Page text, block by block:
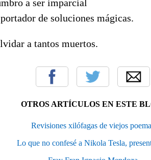
a ser imparcial
de soluciones mágicas.
a tantos muertos.
OTROS ARTÍCULOS EN ESTE
Revisiones xilófagas de viejos
Lo que no confesé a Nikola Tesla,